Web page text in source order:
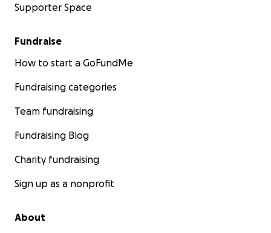
Supporter Space
Fundraise
How to start a GoFundMe
Fundraising categories
Team fundraising
Fundraising Blog
Charity fundraising
Sign up as a nonprofit
About